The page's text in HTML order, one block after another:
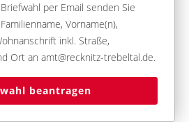
per Email senden Sie
Vorname(n),
inkl. Straße,
Ort an amt@recknitz-trebeltal.de.
beantragen